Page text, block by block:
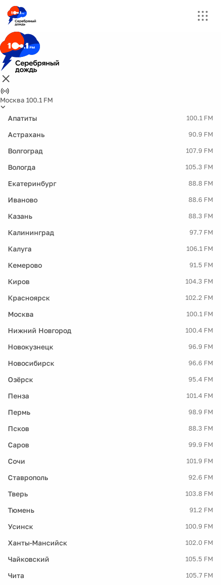
Москва 100.1 FM
Апатиты 100.1 FM
Астрахань 90.9 FM
Волгоград 107.9 FM
Вологда 105.3 FM
Екатеринбург 88.8 FM
Иваново 88.6 FM
Казань 88.3 FM
Калининград 97.7 FM
Калуга 106.1 FM
Кемерово 91.5 FM
Киров 104.3 FM
Красноярск 102.2 FM
Москва 100.1 FM
Нижний Новгород 100.4 FM
Новокузнецк 96.9 FM
Новосибирск 96.6 FM
Озёрск 95.4 FM
Пенза 101.4 FM
Пермь 98.9 FM
Псков 88.3 FM
Саров 99.9 FM
Сочи 101.9 FM
Ставрополь 92.6 FM
Тверь 103.8 FM
Тюмень 91.2 FM
Усинск 100.9 FM
Ханты-Мансийск 102.0 FM
Чайковский 105.5 FM
Чита 105.7 FM